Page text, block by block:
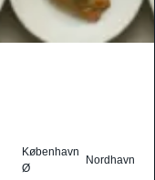
København
Ø
Nordhavn